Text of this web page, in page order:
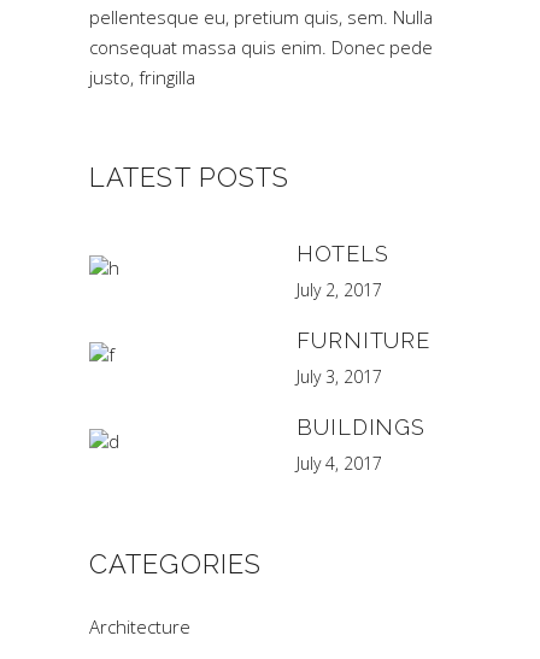
pellentesque eu, pretium quis, sem. Nulla
consequat massa quis enim. Donec pede
justo, fringilla
LATEST POSTS
HOTELS
July 2, 2017
FURNITURE
July 3, 2017
BUILDINGS
July 4, 2017
CATEGORIES
Architecture